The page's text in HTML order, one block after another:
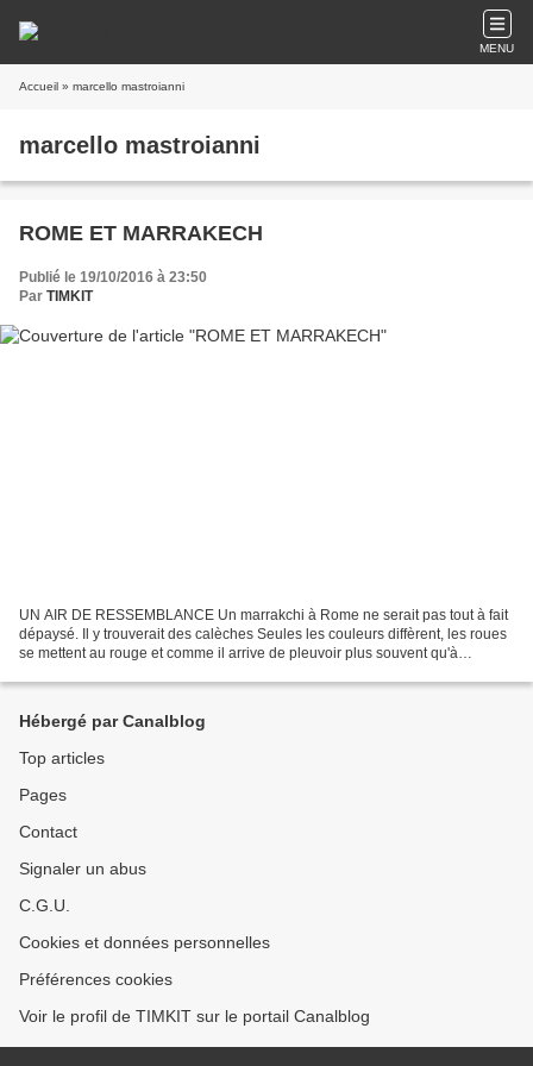
MENU
Accueil » marcello mastroianni
marcello mastroianni
ROME ET MARRAKECH
Publié le 19/10/2016 à 23:50
Par TIMKIT
UN AIR DE RESSEMBLANCE Un marrakchi à Rome ne serait pas tout à fait
dépaysé. Il y trouverait des calèches Seules les couleurs diffèrent, les roues
se mettent au rouge et comme il arrive de pleuvoir plus souvent qu'à
Hébergé par Canalblog
Top articles
Pages
Contact
Signaler un abus
C.G.U.
Cookies et données personnelles
Préférences cookies
Voir le profil de TIMKIT sur le portail Canalblog